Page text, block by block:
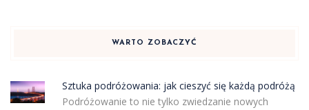
WARTO ZOBACZYĆ
Sztuka podróżowania: jak cieszyć się każdą podróżą
Podróżowanie to nie tylko zwiedzanie nowych